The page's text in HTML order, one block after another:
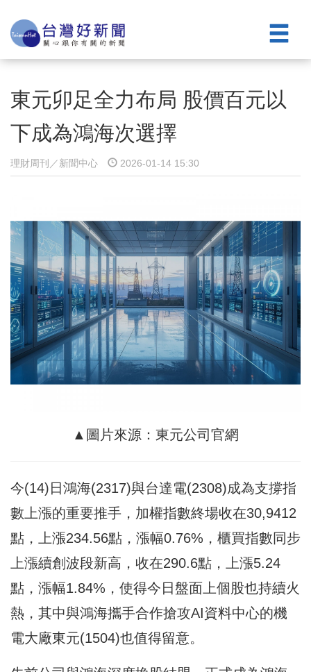
東元卯足全力布局 股價百元以
下成為鴻海次選擇
理財周刊／新聞中心 2026-01-14 15:30
▲圖片來源：東元公司官網
今(14)日鴻海(2317)與台達電(2308)成為支撐指
數上漲的重要推手，加權指數終場收在30,9412
點，上漲234.56點，漲幅0.76%，櫃買指數同步
上漲續創波段新高，收在290.6點，上漲5.24
點，漲幅1.84%，使得今日盤面上個股也持續火
熱，其中與鴻海攜手合作搶攻AI資料中心的機
電大廠東元(1504)也值得留意。